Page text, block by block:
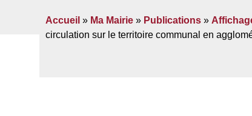
Accueil » Ma Mairie » Publications »
circulation sur le territoire communal en